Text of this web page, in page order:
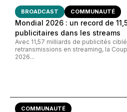
BROADCAST COMMUNAUTÉ
Mondial 2026 : un record de
publicitaires dans les streams
Avec 11,57 milliards de publicités
retransmissions en streaming, la
2026...
COMMUNAUTÉ